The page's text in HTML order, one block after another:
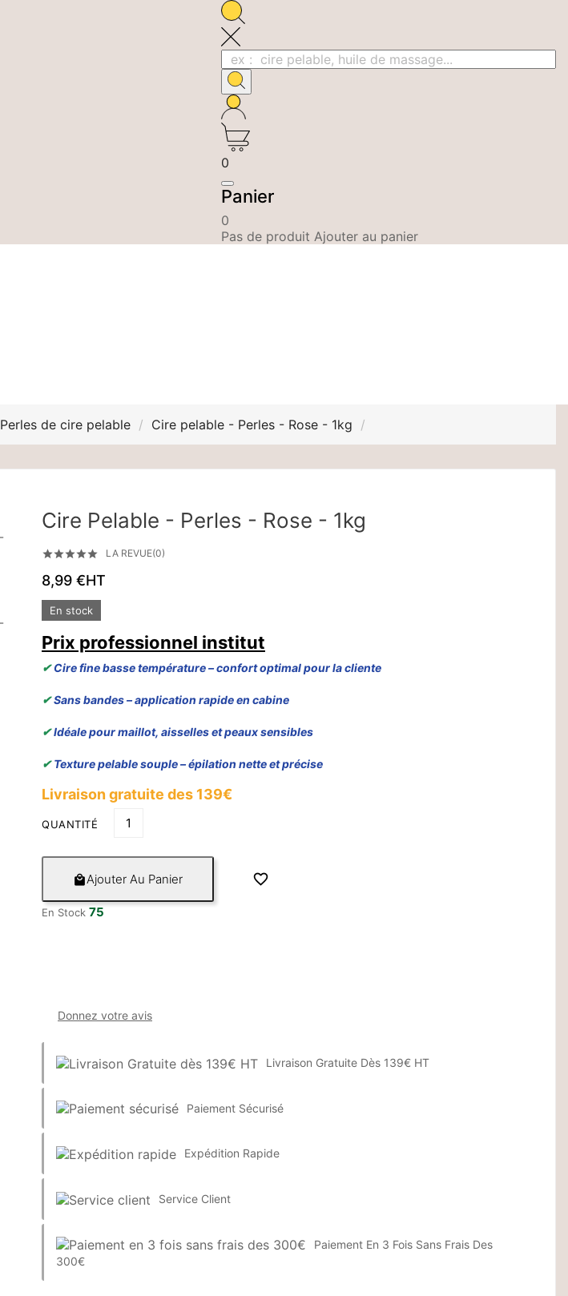
0
Panier
0
Pas de produit Ajouter au panier
Perles de cire pelable Cire pelable - Perles - Rose - 1kg
Cire Pelable - Perles - Rose - 1kg
 LA REVUE(0)
8,99 €HT
En stock
Prix professionnel institut
✔Cire fine basse température – confort optimal pour la cliente
✔Sans bandes – application rapide en cabine
✔Idéale pour maillot, aisselles et peaux sensibles
✔Texture pelable souple – épilation nette et précise
Livraison gratuite des 139€
QUANTITÉ
Ajouter Au Panier 
En Stock 75
Donnez votre avis
Livraison Gratuite Dès 139€ HT
Paiement Sécurisé
Expédition Rapide
Service Client
Paiement En 3 Fois Sans Frais Des
300€